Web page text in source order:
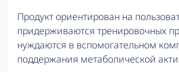
Продукт ориентирован на
придерживаются тренировочных
нуждаются в вспомогательном
поддержания метаболической